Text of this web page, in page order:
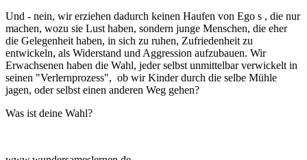
Und - nein, wir erziehen dadurch keinen Haufen von Ego s , die nur
machen, wozu sie Lust haben, sondern junge Menschen, die eher
die Gelegenheit haben, in sich zu ruhen, Zufriedenheit zu
entwickeln, als Widerstand und Aggression aufzubauen. Wir
Erwachsenen haben die Wahl, jeder selbst unmittelbar verwickelt in
seinen "Verlernprozess", ob wir Kinder durch die selbe Mühle
jagen, oder selbst einen anderen Weg gehen?
Was ist deine Wahl?